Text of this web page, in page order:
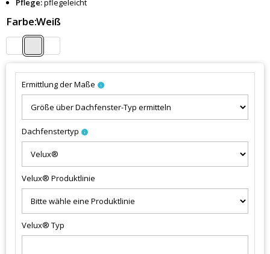
Pflege:pflegeleicht
Farbe:Weiß
Ermittlung der Maße info
Dachfenstertyp info
Velux® Produktlinie
Velux® Typ